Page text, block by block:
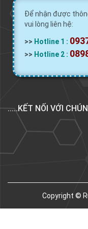
Để nhận được
vui lòng liên hệ:
>> Hotline 1 :
>> Hotline 2 :
.....KẾT NỐI VỚI
Copyright ©